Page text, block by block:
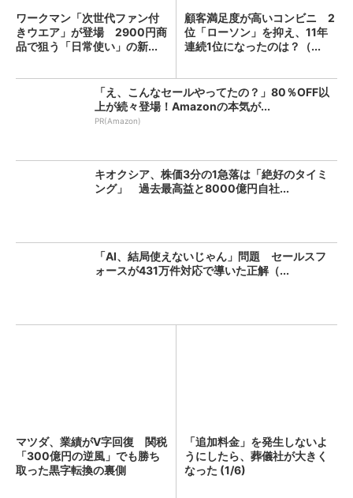
ワークマン「次世代ファン付
きウエア」が登場 2900円商
品で狙う「日常使い」の新...
顧客満足度が高いコンビニ 2
位「ローソン」を抑え、11年
連続1位になったのは？（...
「え、こんなセールやってたの？」80％OFF以
上が続々登場！Amazonの本気が...
PR(Amazon)
キオクシア、株価3分の1急落は「絶好のタイミ
ング」 過去最高益と8000億円自社...
「AI、結局使えないじゃん」問題 セールスフ
ォースが431万件対応で導いた正解（...
マツダ、業績がV字回復 関税
「300億円の逆風」でも勝ち
取った黒字転換の裏側
「追加料金」を発生しないよ
うにしたら、葬儀社が大きく
なった (1/6)